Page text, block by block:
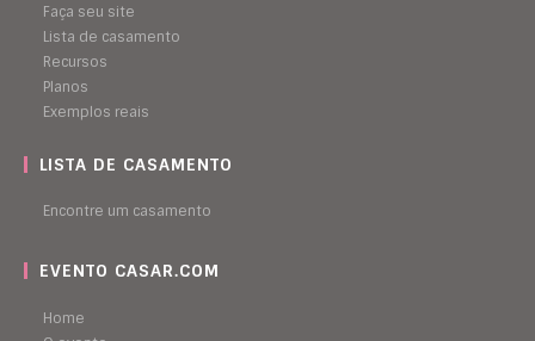
Faça seu site
Lista de casamento
Recursos
Planos
Exemplos reais
LISTA DE CASAMENTO
Encontre um casamento
EVENTO CASAR.COM
Home